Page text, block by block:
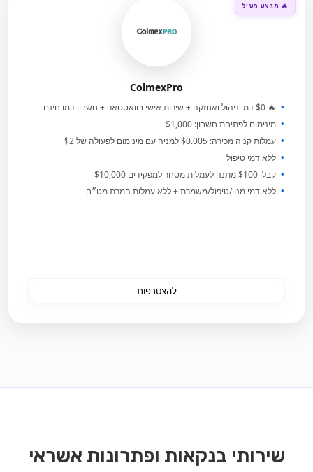
🔥 מבצע פעיל
ColmexPro
🔥 $0 דמי ניהול ואחזקה + שירות אישי בוואטסאפ + חשבון דמו חינם
מינימום לפתיחת חשבון: $1,000
עמלות קניה מכירה: $0.005 למניה עם מינימום לפעולה של $2
ללא דמי טיפול
קבלו $100 מתנה לעמלות מסחר למפקידים $10,000
ללא דמי מנוי/טיפול/משמרת + ללא עמלות המרת מט״ח
להצטרפות
שירותי בנקאות ופתרונות אשראי